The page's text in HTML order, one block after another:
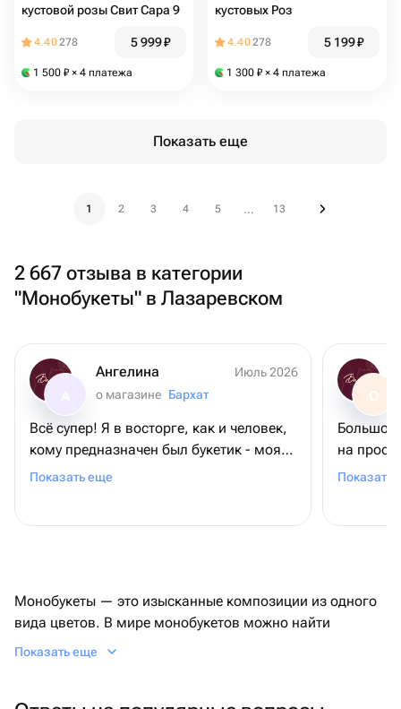
кустовой розы Свит Сара 9
4.40278 5 999₽
1 500 ₽ × 4 платежа
кустовых Роз
4.40278 5 199₽
1 300 ₽ × 4 платежа
Показать еще
1 2 3 4 5 ... 13
2 667 отзыва в категории
"Монобукеты" в Лазаревском
Ангелина
Июль 2026
о магазине Бархат
Всё супер! Я в восторге, как и человек,
кому предназначен был букетик - моя
мамочка. Во-первых, цветы
Показать еще
О
Большое
на
Показать
Монобукеты — это изысканные композиции из одного
вида цветов. В мире монобукетов можно найти
большое разнообразие цветов: от ароматных роз до
Показать еще